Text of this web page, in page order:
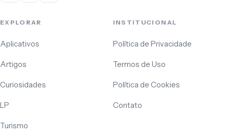
EXPLORAR
Aplicativos
Artigos
Curiosidades
LP
Turismo
INSTITUCIONAL
Política de Privacidade
Termos de Uso
Política de Cookies
Contato